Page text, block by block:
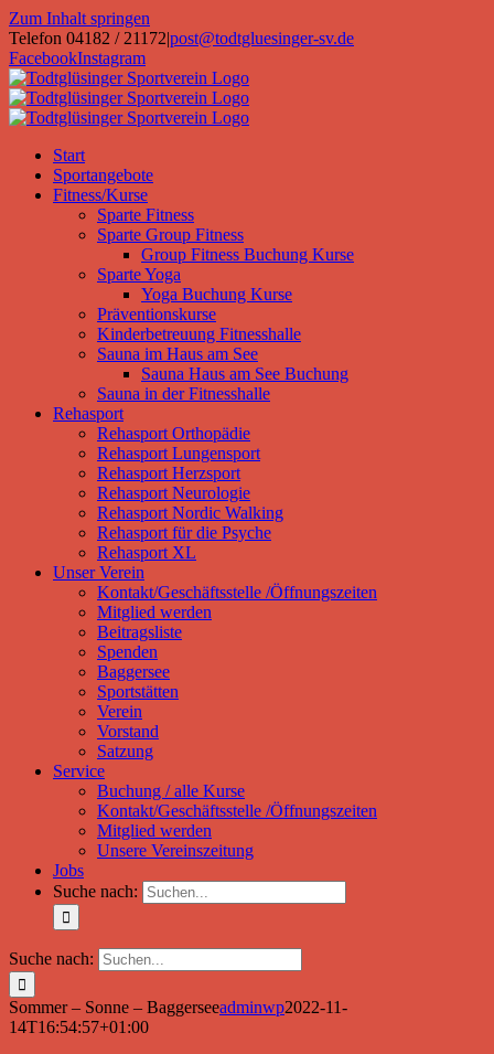
Zum Inhalt springen
Telefon 04182 / 21172|post@todtgluesinger-sv.de
FacebookInstagram
Start
Sportangebote
Fitness/Kurse
Sparte Fitness
Sparte Group Fitness
Group Fitness Buchung Kurse
Sparte Yoga
Yoga Buchung Kurse
Präventionskurse
Kinderbetreuung Fitnesshalle
Sauna im Haus am See
Sauna Haus am See Buchung
Sauna in der Fitnesshalle
Rehasport
Rehasport Orthopädie
Rehasport Lungensport
Rehasport Herzsport
Rehasport Neurologie
Rehasport Nordic Walking
Rehasport für die Psyche
Rehasport XL
Unser Verein
Kontakt/Geschäftsstelle /Öffnungszeiten
Mitglied werden
Beitragsliste
Spenden
Baggersee
Sportstätten
Verein
Vorstand
Satzung
Service
Buchung / alle Kurse
Kontakt/Geschäftsstelle /Öffnungszeiten
Mitglied werden
Unsere Vereinszeitung
Jobs
Suche nach:
Suche nach:
Sommer – Sonne – Baggerseeadminwp2022-11-
14T16:54:57+01:00